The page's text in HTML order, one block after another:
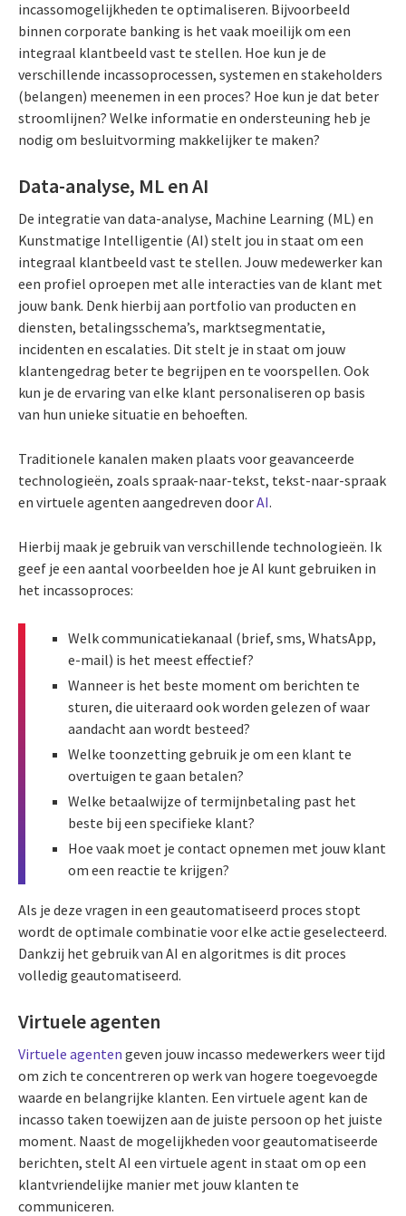
incassomogelijkheden te optimaliseren. Bijvoorbeeld
binnen corporate banking is het vaak moeilijk om een
integraal klantbeeld vast te stellen. Hoe kun je de
verschillende incassoprocessen, systemen en stakeholders
(belangen) meenemen in een proces? Hoe kun je dat beter
stroomlijnen? Welke informatie en ondersteuning heb je
nodig om besluitvorming makkelijker te maken?
Data-analyse, ML en AI
De integratie van data-analyse, Machine Learning (ML) en
Kunstmatige Intelligentie (AI) stelt jou in staat om een
integraal klantbeeld vast te stellen. Jouw medewerker kan
een profiel oproepen met alle interacties van de klant met
jouw bank. Denk hierbij aan portfolio van producten en
diensten, betalingsschema’s, marktsegmentatie,
incidenten en escalaties. Dit stelt je in staat om jouw
klantengedrag beter te begrijpen en te voorspellen. Ook
kun je de ervaring van elke klant personaliseren op basis
van hun unieke situatie en behoeften.
Traditionele kanalen maken plaats voor geavanceerde
technologieën, zoals spraak-naar-tekst, tekst-naar-spraak
en virtuele agenten aangedreven doorAI.
Hierbij maak je gebruik van verschillende technologieën. Ik
geef je een aantal voorbeelden hoe je AI kunt gebruiken in
het incassoproces:
Welk communicatiekanaal (brief, sms, WhatsApp,
e-mail) is het meest effectief?
Wanneer is het beste moment om berichten te
sturen, die uiteraard ook worden gelezen of waar
aandacht aan wordt besteed?
Welke toonzetting gebruik je om een klant te
overtuigen te gaan betalen?
Welke betaalwijze of termijnbetaling past het
beste bij een specifieke klant?
Hoe vaak moet je contact opnemen met jouw klant
om een reactie te krijgen?
Als je deze vragen in een geautomatiseerd proces stopt
wordt de optimale combinatie voor elke actie geselecteerd.
Dankzij het gebruik van AI en algoritmes is dit proces
volledig geautomatiseerd.
Virtuele agenten
Virtuele agenten geven jouw incasso medewerkers weer tijd
om zich te concentreren op werk van hogere toegevoegde
waarde en belangrijke klanten. Een virtuele agent kan de
incasso taken toewijzen aan de juiste persoon op het juiste
moment. Naast de mogelijkheden voor geautomatiseerde
berichten, stelt AI een virtuele agent in staat om op een
klantvriendelijke manier met jouw klanten te
communiceren.